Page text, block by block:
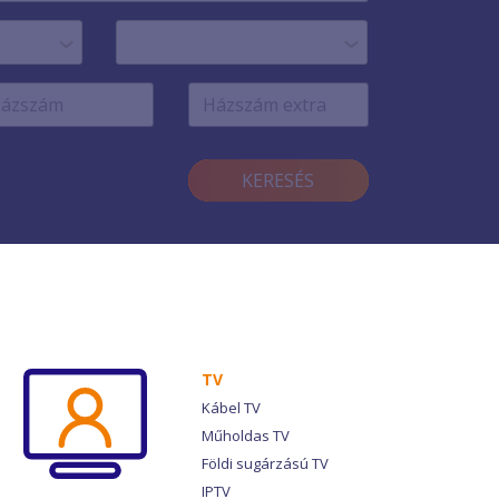
KERESÉS
TV
Kábel TV
Műholdas TV
Földi sugárzású TV
IPTV